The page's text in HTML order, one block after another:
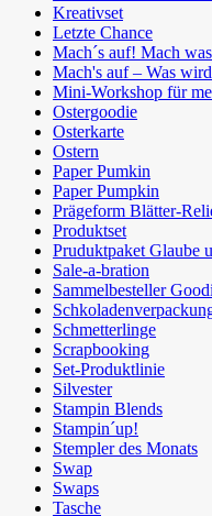
Kreativset
Letzte Chance
Mach´s auf! Mach
Mach's auf – Was
Mini-Workshop für
Ostergoodie
Osterkarte
Ostern
Paper Pumkin
Paper Pumpkin
Prägeform Blätter-
Produktset
Pruduktpaket Glaube
Sale-a-bration
Sammelbesteller
Schmetterlinge
Scrapbooking
Set-Produktlinie
Silvester
Stampin Blends
Stampin´up!
Stempler des Monats
Swap
Swaps
Tasche